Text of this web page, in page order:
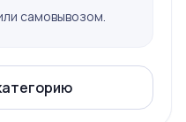
самовывозом.